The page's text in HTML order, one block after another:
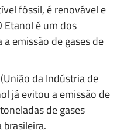
fóssil, é renovável e
Etanol é um dos
emissão de gases de
da Indústria de
já evitou a emissão de
de gases